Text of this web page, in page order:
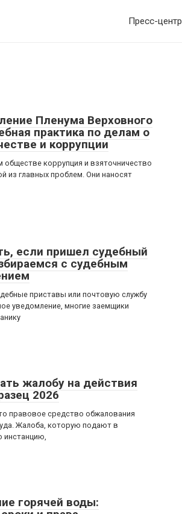
Пресс-центр
Пленума Верховного
практика по делам о
и коррупции
обществе коррупция и взяточничество
из главных проблем. Они наносят
если пришел судебный
с судебным
приставы или почтовую службу
уведомление, многие заемщики
жалобу на действия
2026
правовое средство обжалования
Жалоба, которую подают в
инстанцию,
горячей воды: